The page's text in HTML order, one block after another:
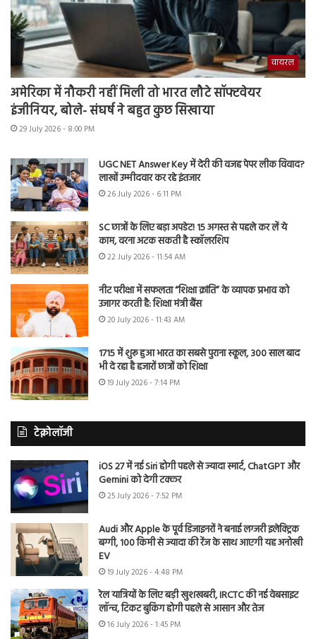
वायरल
अमेरिका में नौकरी नहीं मिली तो भारत लौटे सॉफ्टवेयर
इंजीनियर, बोले- संघर्ष ने बहुत कुछ सिखाया
29 July 2026 - 8:00 PM
UGC NET Answer Key में देरी की वजह पेपर लीक विवाद?
लाखों उम्मीदवार कर रहे इंतजार
26 July 2026 - 6:11 PM
SC छात्रों के लिए बड़ा अपडेट! 15 अगस्त से पहले कर लें ये
काम, वरना अटक सकती है स्कॉलरशिप
22 July 2026 - 11:54 AM
नीट परीक्षा में सफलता “शिक्षा क्रांति” के व्यापक प्रभाव को
उजागर करती है: शिक्षा मंत्री बैंस
20 July 2026 - 11:43 AM
1715 में शुरू हुआ भारत का सबसे पुराना स्कूल, 300 साल बाद
भी दे रहा है हजारों छात्रों को शिक्षा
19 July 2026 - 7:14 PM
टेक्नोलॉजी
iOS 27 में नई Siri होगी पहले से ज्यादा स्मार्ट, ChatGPT और
Gemini को देगी टक्कर
25 July 2026 - 7:52 PM
Audi और Apple के पूर्व डिजाइनरों ने बनाई लग्जरी इलेक्ट्रिक
बग्गी, 100 किमी से ज्यादा की रेंज के साथ आएगी यह अनोखी
EV
19 July 2026 - 4:48 PM
रेल यात्रियों के लिए बड़ी खुशखबरी, IRCTC की नई वेबसाइट
लॉन्च, टिकट बुकिंग होगी पहले से आसान और तेज
16 July 2026 - 1:45 PM